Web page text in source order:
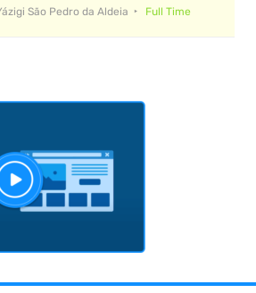
São Pedro da Aldeia Full Time